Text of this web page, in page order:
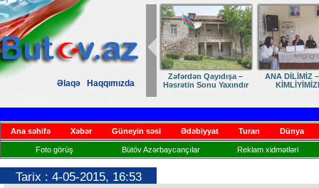
Əlaqə Haqqımızda
Zəfərdən Qayıdışa –
Həsrətin Sonu Yaxındır
ANA DİLİMİZ
Ana səhifə Xəbər Güneyin səsi Ədəbiyyat Turan Dünya
Foto görüş Bütöv Azərbaycançılar Reklam xidmətləri
Tarix : 4-05-2015, 16:53